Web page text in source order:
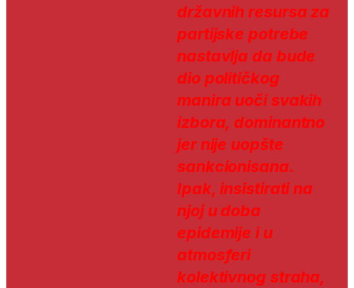
državnih resursa za
partijske potrebe
nastavlja da bude
dio političkog
manira uoči svakih
izbora, dominantno
jer nije uopšte
sankcionisana.
Ipak, insistirati na
njoj u doba
epidemije i u
atmosferi
kolektivnog straha,